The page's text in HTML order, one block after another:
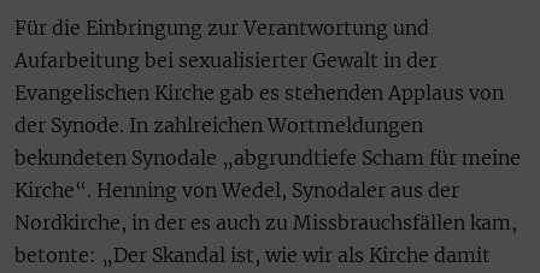
Für die Einbringung zur Verantwortung und
Aufarbeitung bei sexualisierter Gewalt in der
Evangelischen Kirche gab es stehenden Applaus von
der Synode. In zahlreichen Wortmeldungen
bekundeten Synodale „abgrundtiefe Scham für meine
Kirche“. Henning von Wedel, Synodaler aus der
Nordkirche, in der es auch zu Missbrauchsfällen kam,
betonte: „Der Skandal ist, wie wir als Kirche damit